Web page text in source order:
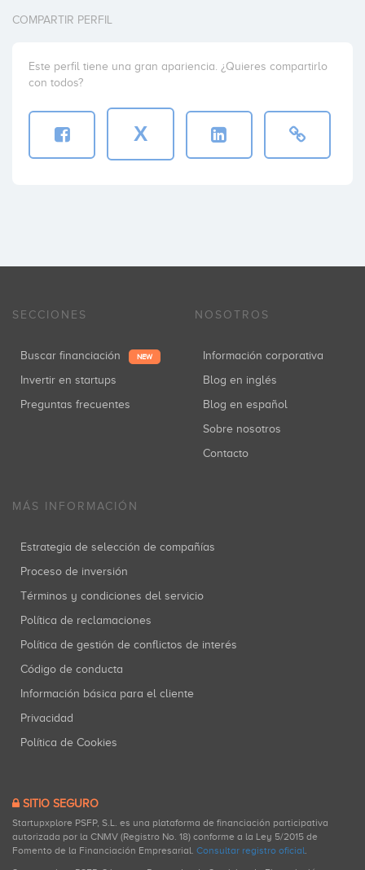
COMPARTIR PERFIL
Este perfil tiene una gran apariencia. ¿Quieres compartirlo
con todos?
X
SECCIONES
Buscar financiación NEW
Invertir en startups
Preguntas frecuentes
NOSOTROS
Información corporativa
Blog en inglés
Blog en español
Sobre nosotros
Contacto
MÁS INFORMACIÓN
Estrategia de selección de compañías
Proceso de inversión
Términos y condiciones del servicio
Política de reclamaciones
Política de gestión de conflictos de interés
Código de conducta
Información básica para el cliente
Privacidad
Política de Cookies
SITIO SEGURO
Startupxplore PSFP, S.L. es una plataforma de financiación participativa
autorizada por la CNMV (Registro No. 18) conforme a la Ley 5/2015 de
Fomento de la Financiación Empresarial. Consultar registro oficial.